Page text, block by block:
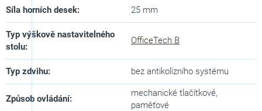
Síla horních desek: 25 mm
Typ výškově nastavitelného
stolu:
OfficeTech B
Typ zdvihu: bez antikolizního systému
Způsob ovládání:
mechanické tlačítkové,
paměťové